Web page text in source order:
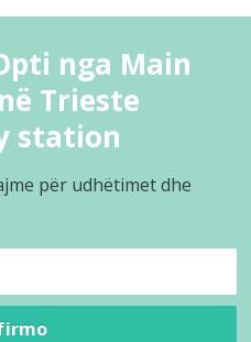
nga Main
Trieste
station
për udhëtimet dhe